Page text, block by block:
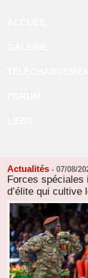
Actualités - 07/08/
Forces spéciales
d’élite qui